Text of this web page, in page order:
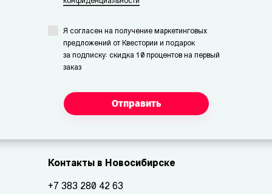
Я согласен на получение маркетинговых
предложений от Квестории и подарок
за подписку: скидка 10 процентов на первый
заказ
Отправить
Контакты в Новосибирске
+7 383 280 42 63